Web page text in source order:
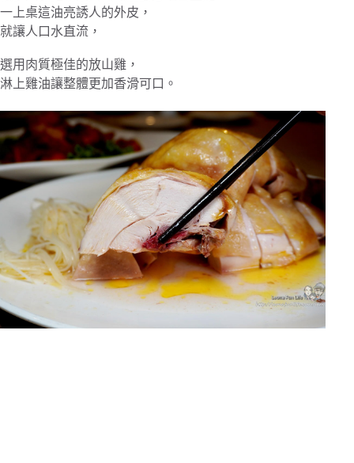
一上桌這油亮誘人的外皮，
就讓人口水直流，
選用肉質極佳的放山雞，
淋上雞油讓整體更加香滑可口。